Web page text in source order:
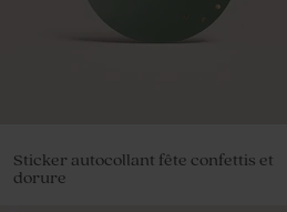
Sticker autocollant fête confettis et
dorure